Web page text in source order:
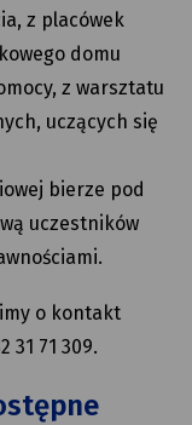
z placówek
domu
z warsztatu
uczących się
bierze pod
uczestników
o kontakt
71 309.